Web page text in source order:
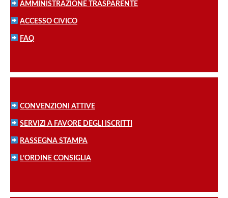
AMMINISTRAZIONE TRASPARENTE
ACCESSO CIVICO
FAQ
CONVENZIONI ATTIVE
SERVIZI A FAVORE DEGLI ISCRITTI
RASSEGNA STAMPA
L’ORDINE CONSIGLIA